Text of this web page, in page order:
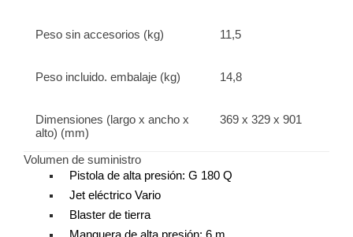
Peso sin accesorios (kg) 11,5
Peso incluido. embalaje (kg) 14,8
Dimensiones (largo x ancho x
alto) (mm)
369 x 329 x 901
Volumen de suministro
Pistola de alta presión: G 180 Q
Jet eléctrico Vario
Blaster de tierra